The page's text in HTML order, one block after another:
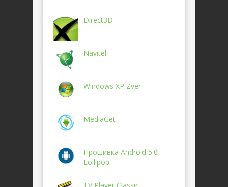
Direct3D
Navitel
Windows XP Zver
MediaGet
Прошивка Android 5.0
Lollipop